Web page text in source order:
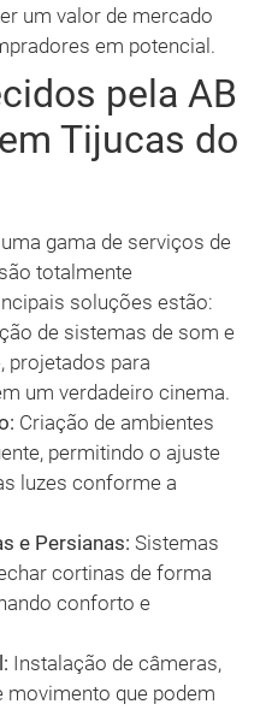
um valor de mercado
em potencial.
pela AB
Tijucas do
gama de serviços de
totalmente
soluções estão:
de sistemas de som e
projetados para
um verdadeiro cinema.
Criação de ambientes
permitindo o ajuste
luzes conforme a
e Persianas: Sistemas
cortinas de forma
conforto e
Instalação de câmeras,
movimento que podem